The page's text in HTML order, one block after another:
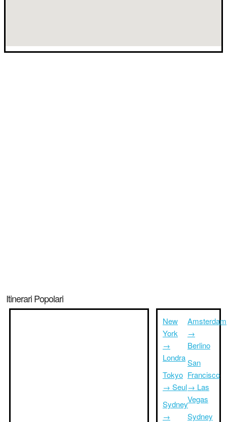
Itinerari Popolari
New
York
→
Londra
Tokyo
→ Seul
Sydney
→
Amsterdam
→
Berlino
San
Francisco
→ Las
Vegas
Sydney